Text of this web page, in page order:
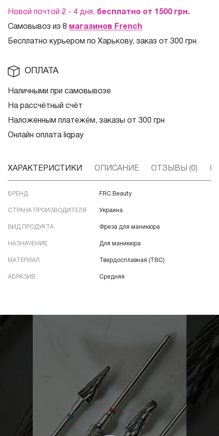
Новой почтой 2 - 4 дня, бесплатно от 1500 грн.
Самовывоз из 8 магазинов French
Бесплатно курьером по Харькову, заказ от 300 грн
ОПЛАТА
Наличными при самовывозе
На рассчётный счёт
Наложенным платежём, заказы от 300 грн
Онлайн оплата liqpay
ХАРАКТЕРИСТИКИ ОПИСАНИЕ ОТЗЫВЫ (0)
БРЕНД FRC Beauty
СТРАНА ПРОИЗВОДИТЕЛЯ Украина
ВИД ПРОДУКТА Фреза для маникюра
НАЗНАЧЕНИЕ Для маникюра
МАТЕРИАЛ Твердосплавная (ТВС)
АБРАЗИВ Средняя